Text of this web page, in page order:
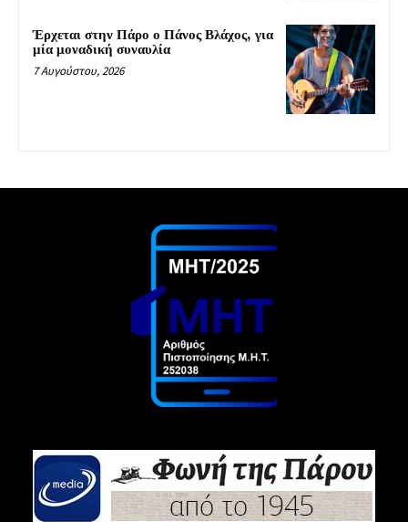
Έρχεται στην Πάρο ο Πάνος Βλάχος, για
μία μοναδική συναυλία
7 Αυγούστου, 2026